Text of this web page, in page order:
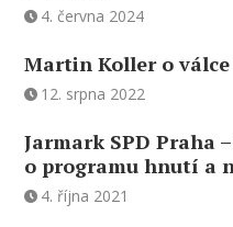
4. června 2024
Martin Koller o
12. srpna 2022
Jarmark SPD Praha
o programu hnutí a
4. října 2021